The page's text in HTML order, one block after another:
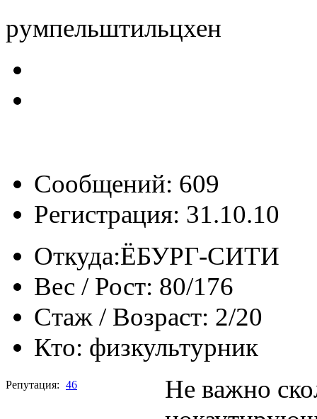
румпельштильцхен
Сообщений: 609
Регистрация: 31.10.10
Откуда:ЁБУРГ-СИТИ
Вес / Рост: 80/176
Стаж / Возраст: 2/20
Кто: физкультурник
Репутация: 46
Не важно